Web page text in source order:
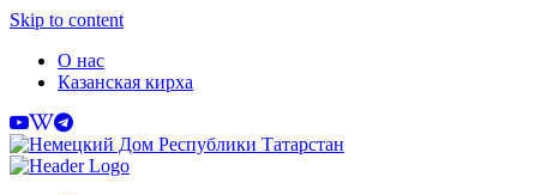
Skip to content
О нас
Казанская кирха